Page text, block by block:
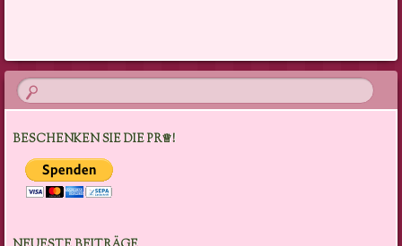
BESCHENKEN SIE DIE PR♕!